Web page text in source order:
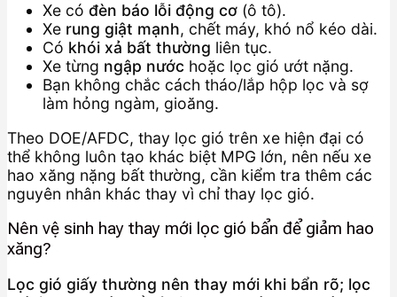
Xe có đèn báo lỗi động cơ (ô tô).
Xe rung giật mạnh, chết máy, khó nổ kéo dài.
Có khói xả bất thường liên tục.
Xe từng ngập nước hoặc lọc gió ướt nặng.
Bạn không chắc cách tháo/lắp hộp lọc và sợ
làm hỏng ngàm, gioăng.
Theo DOE/AFDC, thay lọc gió trên xe hiện đại có
thể không luôn tạo khác biệt MPG lớn, nên nếu xe
hao xăng nặng bất thường, cần kiểm tra thêm các
nguyên nhân khác thay vì chỉ thay lọc gió.
Nên vệ sinh hay thay mới lọc gió bẩn để giảm hao
xăng?
Lọc gió giấy thường nên thay mới khi bẩn rõ; lọc